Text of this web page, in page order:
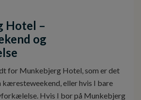
Hotel –
og
for Munkebjerg Hotel, som er det
eller hvis I bare
Hvis I bor på Munkebjerg